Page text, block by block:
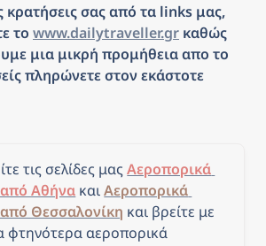
κρατήσεις σας από τα links μας,
το www.dailytraveller.gr καθώς
μια μικρή προμήθεια απο το
πληρώνετε στον εκάστοτε
τις σελίδες μας Αεροπορικά
από Αθήνα και Αεροπορικά
από Θεσσαλονίκη και βρείτε με
φτηνότερα αεροπορικά